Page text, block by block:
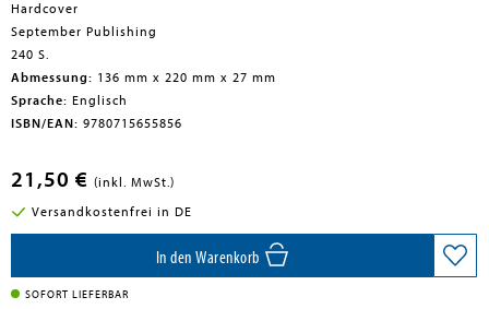
Hardcover
September Publishing
240 S.
Abmessung: 136 mm x 220 mm x 27 mm
Sprache: Englisch
ISBN/EAN: 9780715655856
21,50 € (inkl. MwSt.)
Versandkostenfrei in DE
In den Warenkorb
SOFORT LIEFERBAR